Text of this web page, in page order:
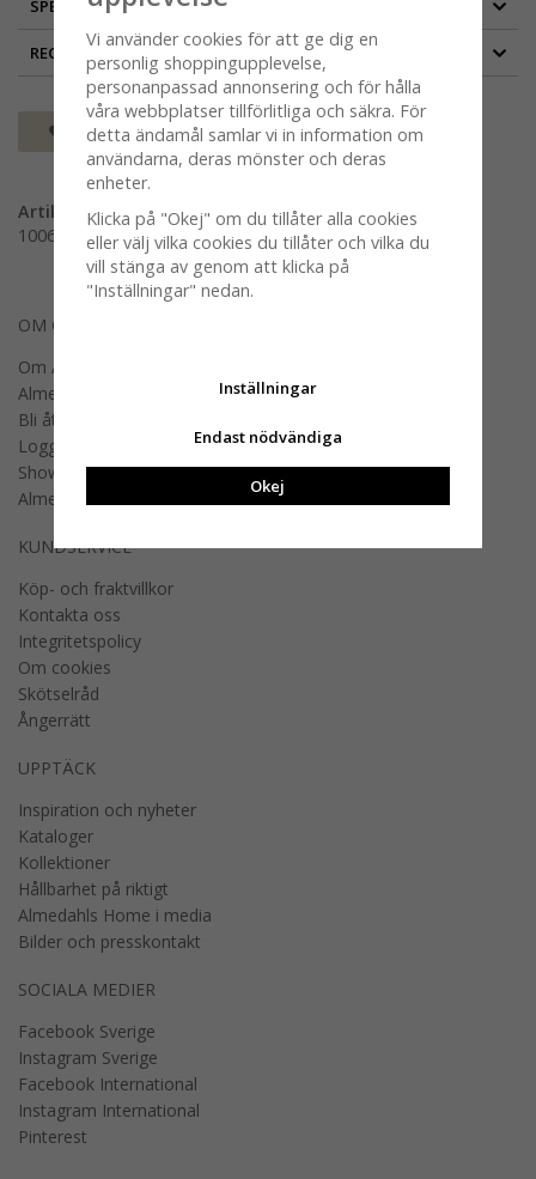
SPECIFIKATION
RECENSIONER
Spara som favorit
Artikelnummer:
100603-0000
OM OSS
Om Almedahls
Almedahls designers
Bli återförsäljare
Logga in B2B
Showroom
Almedahls offentlig miljö
KUNDSERVICE
Köp- och fraktvillkor
Kontakta oss
Integritetspolicy
Om cookies
Skötselråd
Ångerrätt
UPPTÄCK
Inspiration och nyheter
Kataloger
Kollektioner
Hållbarhet på riktigt
Almedahls Home i media
Bilder och presskontakt
SOCIALA MEDIER
Facebook Sverige
Instagram Sverige
Facebook International
Instagram International
Pinterest
Vi använder cookies för att ge dig en
personlig shoppingupplevelse,
personanpassad annonsering och för hålla
våra webbplatser tillförlitliga och säkra. För
detta ändamål samlar vi in information om
användarna, deras mönster och deras
enheter.
Klicka på "Okej" om du tillåter alla cookies
eller välj vilka cookies du tillåter och vilka du
vill stänga av genom att klicka på
"Inställningar" nedan.
Inställningar
Endast nödvändiga
Okej